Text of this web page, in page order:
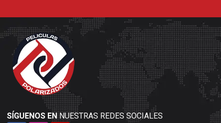
SÍGUENOS EN NUESTRAS REDES SOCIALES